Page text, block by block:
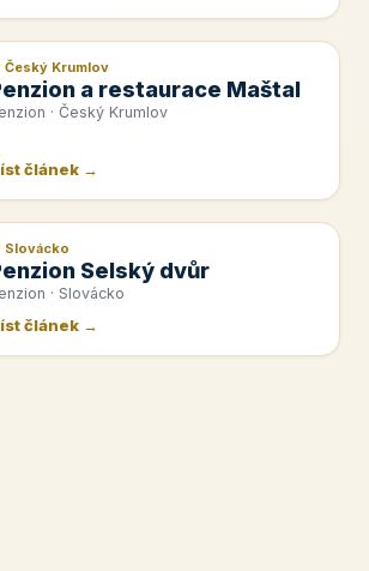
PR článek
Český Krumlov
a restaurace Maštal
· Český Krumlov
článek →
PR článek
Slovácko
Selský dvůr
· Slovácko
článek →